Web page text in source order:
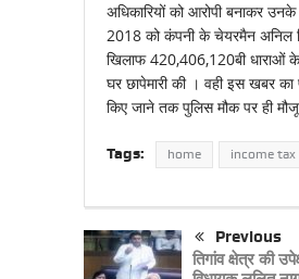
अधिकारियों को आरोपी बनाकर
2018 को कंपनी के चेयरमैन अनिल
खिलाफ 420,406,120बी धाराओं
घर छापेमारी की । वही इस खबर
किए जाने तक पुलिस मौक पर ही
Tags: home income tax
Previous
तिगांव क्षेत्र की